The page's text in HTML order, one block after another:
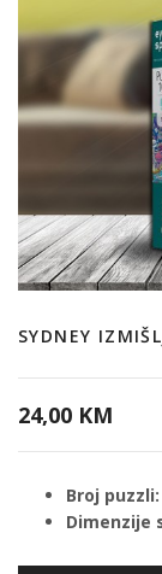
SYDNEY
24,00 KM
Broj puzzli:
Dimenzije